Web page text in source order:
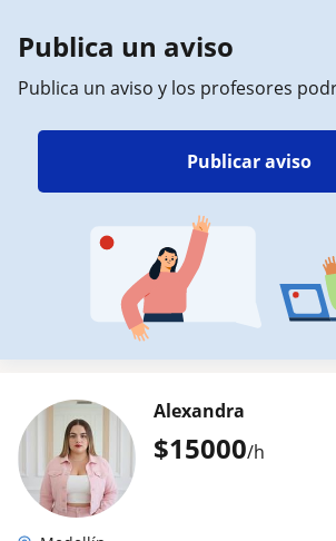
Publica un aviso
Publica un aviso y los profesores
Publicar aviso
$15000/h
Alexandra